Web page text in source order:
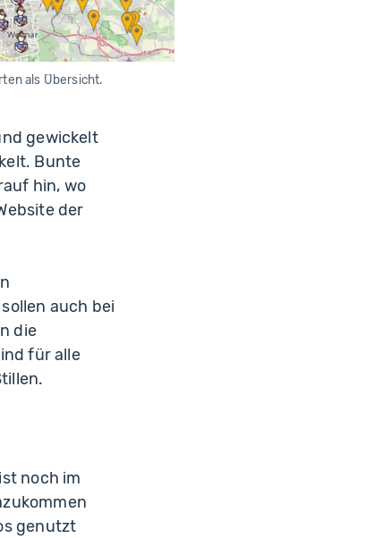
d
t
S
t
u
als Übersicht.
gewickelt
Bunte
hin, wo
der
auch bei
die
für alle
noch im
genutzt